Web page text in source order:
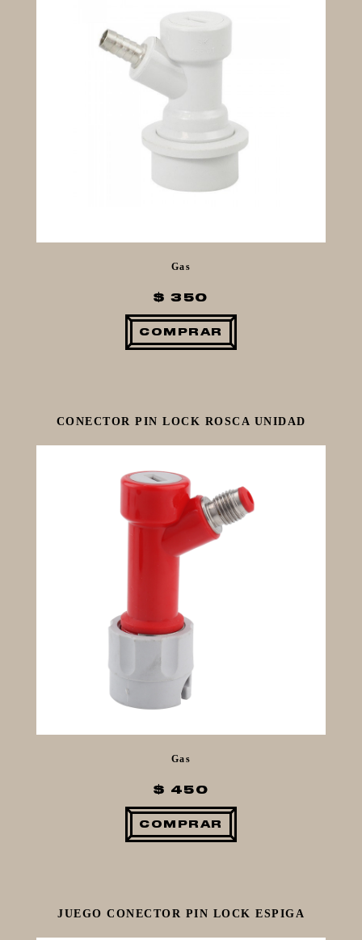
Gas
$ 350
COMPRAR
CONECTOR PIN LOCK ROSCA UNIDAD
Gas
$ 450
COMPRAR
JUEGO CONECTOR PIN LOCK ESPIGA